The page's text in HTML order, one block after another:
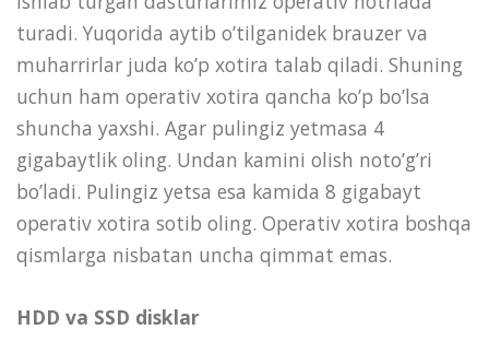
turadi. Yuqorida aytib o’tilganidek brauzer va
muharrirlar juda ko’p xotira talab qiladi. Shuning
uchun ham operativ xotira qancha ko’p bo’lsa
shuncha yaxshi. Agar pulingiz yetmasa 4
gigabaytlik oling. Undan kamini olish noto’g’ri
bo’ladi. Pulingiz yetsa esa kamida 8 gigabayt
operativ xotira sotib oling. Operativ xotira boshqa
qismlarga nisbatan uncha qimmat emas.
HDD va SSD disklar